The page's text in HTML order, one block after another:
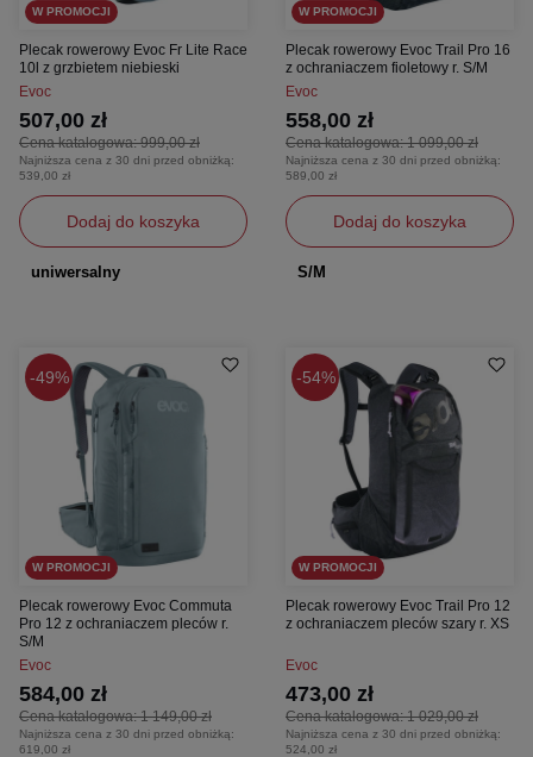
W PROMOCJI
Plecak rowerowy Evoc Fr Lite Race
10l z grzbietem niebieski
Evoc
Cena katalogowa:999,00 zł
507,00 zł
Najniższa cena z 30 dni przed obniżką:
539,00 zł
Dodaj do koszyka
uniwersalny
W PROMOCJI
Plecak rowerowy Evoc Trail Pro 16
z ochraniaczem fioletowy r. S/M
Evoc
Cena katalogowa:1 099,00 zł
558,00 zł
Najniższa cena z 30 dni przed obniżką:
589,00 zł
Dodaj do koszyka
S/M
49%
W PROMOCJI
Plecak rowerowy Evoc Commuta
Pro 12 z ochraniaczem pleców r.
S/M
Evoc
Cena katalogowa:1 149,00 zł
584,00 zł
Najniższa cena z 30 dni przed obniżką:
619,00 zł
54%
W PROMOCJI
Plecak rowerowy Evoc Trail Pro 12
z ochraniaczem pleców szary r. XS
Evoc
Cena katalogowa:1 029,00 zł
473,00 zł
Najniższa cena z 30 dni przed obniżką:
524,00 zł